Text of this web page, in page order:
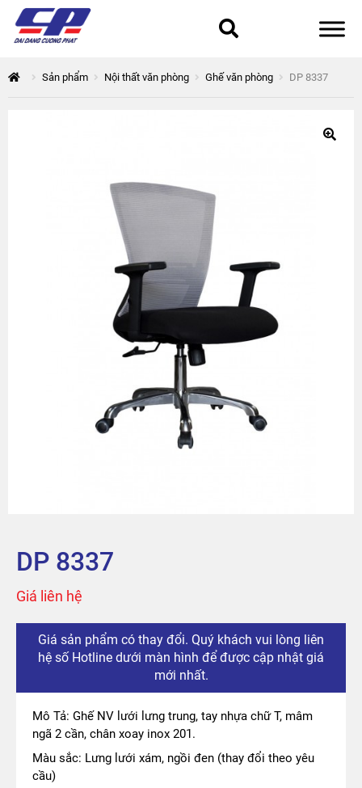
Giới thiệu
Hòa Phát
Sản phẩm
Sản phẩm Nội thất văn phòng Ghế văn phòng DP 8337
DP 8337
Giá liên hệ
Giá sản phẩm có thay đổi. Quý khách vui lòng liên
hệ số Hotline dưới màn hình để được cập nhật giá
mới nhất.
Mô Tả: Ghế NV lưới lưng trung, tay nhựa chữ T, mâm
ngã 2 cần, chân xoay inox 201.
Màu sắc: Lưng lưới xám, ngồi đen (thay đổi theo yêu
cầu)